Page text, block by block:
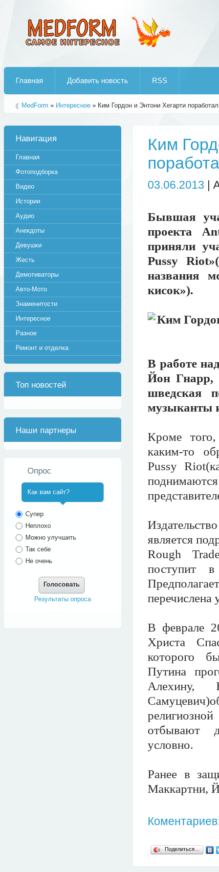
Главная Добавить новость RSS
MedForm » Интересное » Ким Гордон и Энтони Хегарти
Ким
03.06.2013 |
Бывшая
проекта
приняли
Pussy
названия
кисок»).
В работе
Йон Гнарр,
шведская
музыканты
Кроме
каким-то
Pussy
является
Rough
поступит
перечислена
В феврале
Христа
которого
Путина
Алехину,
отбывают
условно.
Ранее в
Маккартни,
Поделиться…
Навигация
Главная
Фотоподборка
Видео
Истории
Аудио
Анекдоты
Девушки
Жесть
Демотиваторы
Авто-Мото
Знаменитости
Интересное
Разное
Ремонт и отделка
Топ новостей
Наши партнеры
Опрос
Как вам сайт?
Супер
Неплохо
Можно улучшить
Так себе
Не очень
Голосовать
Результаты опроса